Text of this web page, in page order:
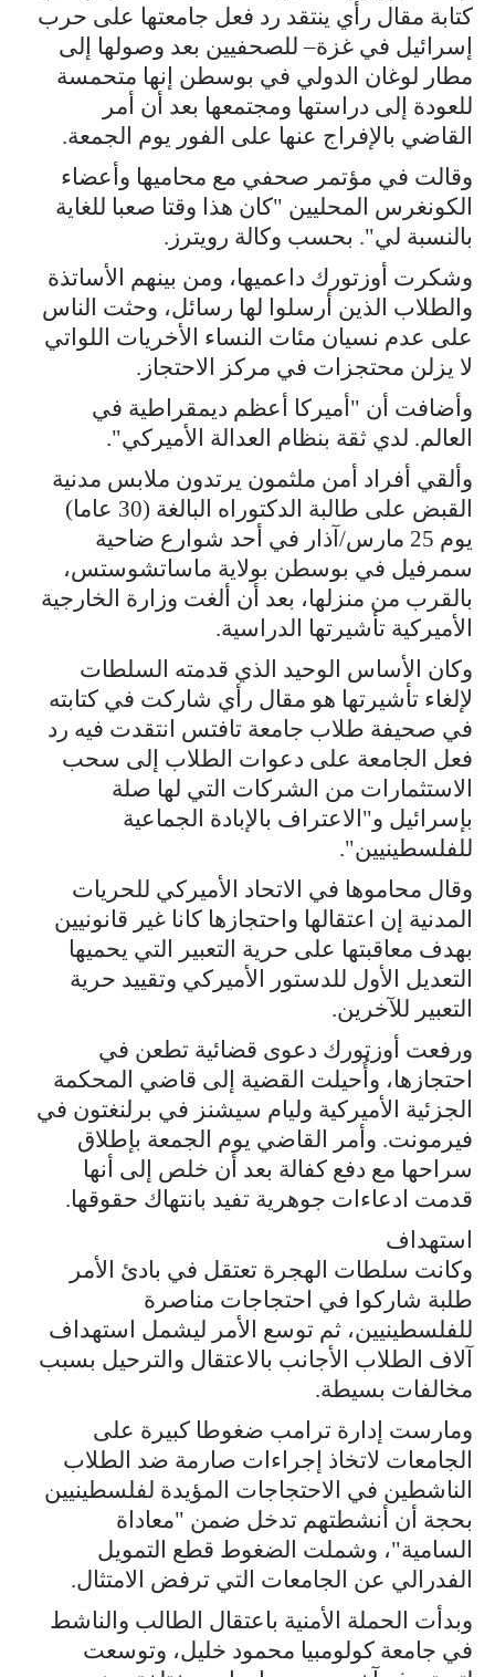
كتابة مقال رأي ينتقد رد فعل جامعتها على حرب
إسرائيل في غزة– للصحفيين بعد وصولها إلى
مطار لوغان الدولي في بوسطن إنها متحمسة
للعودة إلى دراستها ومجتمعها بعد أن أمر
القاضي بالإفراج عنها على الفور يوم الجمعة.
وقالت في مؤتمر صحفي مع محاميها وأعضاء
الكونغرس المحليين "كان هذا وقتا صعبا للغاية
بالنسبة لي". بحسب وكالة رويترز.
وشكرت أوزتورك داعميها، ومن بينهم الأساتذة
والطلاب الذين أرسلوا لها رسائل، وحثت الناس
على عدم نسيان مئات النساء الأخريات اللواتي
لا يزلن محتجزات في مركز الاحتجاز.
وأضافت أن "أميركا أعظم ديمقراطية في
العالم. لدي ثقة بنظام العدالة الأميركي".
وألقي أفراد أمن ملثمون يرتدون ملابس مدنية
القبض على طالبة الدكتوراه البالغة (30 عاما)
يوم 25 مارس/آذار في أحد شوارع ضاحية
سمرفيل في بوسطن بولاية ماساتشوستس،
بالقرب من منزلها، بعد أن ألغت وزارة الخارجية
الأميركية تأشيرتها الدراسية.
وكان الأساس الوحيد الذي قدمته السلطات
لإلغاء تأشيرتها هو مقال رأي شاركت في كتابته
في صحيفة طلاب جامعة تافتس انتقدت فيه رد
فعل الجامعة على دعوات الطلاب إلى سحب
الاستثمارات من الشركات التي لها صلة
بإسرائيل و"الاعتراف بالإبادة الجماعية
للفلسطينيين".
وقال محاموها في الاتحاد الأميركي للحريات
المدنية إن اعتقالها واحتجازها كانا غير قانونيين
بهدف معاقبتها على حرية التعبير التي يحميها
التعديل الأول للدستور الأميركي وتقييد حرية
التعبير للآخرين.
ورفعت أوزتورك دعوى قضائية تطعن في
احتجازها، وأُحيلت القضية إلى قاضي المحكمة
الجزئية الأميركية وليام سيشنز في برلنغتون في
فيرمونت. وأمر القاضي يوم الجمعة بإطلاق
سراحها مع دفع كفالة بعد أن خلص إلى أنها
قدمت ادعاءات جوهرية تفيد بانتهاك حقوقها.
استهداف
وكانت سلطات الهجرة تعتقل في بادئ الأمر
طلبة شاركوا في احتجاجات مناصرة
للفلسطينيين، ثم توسع الأمر ليشمل استهداف
آلاف الطلاب الأجانب بالاعتقال والترحيل بسبب
مخالفات بسيطة.
ومارست إدارة ترامب ضغوطا كبيرة على
الجامعات لاتخاذ إجراءات صارمة ضد الطلاب
الناشطين في الاحتجاجات المؤيدة لفلسطينيين
بحجة أن أنشطتهم تدخل ضمن "معاداة
السامية"، وشملت الضغوط قطع التمويل
الفدرالي عن الجامعات التي ترفض الامتثال.
وبدأت الحملة الأمنية باعتقال الطالب والناشط
في جامعة كولومبيا محمود خليل، وتوسعت